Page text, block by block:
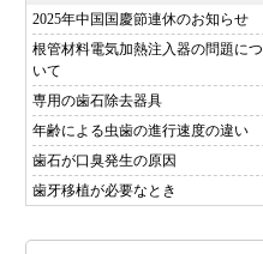
2025年中国国慶節連休のお知らせ
根管材料電気加熱注入器の問題につ
いて
専用の歯石除去器具
年齢による虫歯の進行速度の違い
歯石が口臭発生の原因
歯牙移植が必要なとき